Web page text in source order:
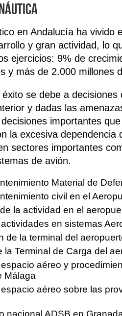
en Andalucía ha vivido
y gran actividad, lo
ejercicios: 9% de
y más de 2.000 millones
se debe a decisiones
y dadas las
importantes
la excesiva dependencia
sectores importantes
de avión.
Material de
civil en el
la actividad en el
en sistemas
de la terminal del
la Terminal de Carga del
aéreo y
Málaga
aéreo sobre las
nacional ADSB en